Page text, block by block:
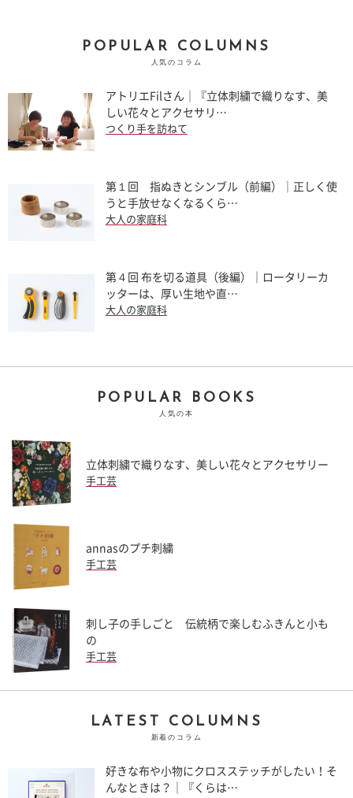
POPULAR COLUMNS
人気のコラム
アトリエFilさん｜『立体刺繍で織りなす、美
しい花々とアクセサリ…
つくり手を訪ねて
第１回 指ぬきとシンブル（前編）｜正しく使
うと手放せなくなるくら…
大人の家庭科
第４回 布を切る道具（後編）｜ロータリーカ
ッターは、厚い生地や直…
大人の家庭科
POPULAR BOOKS
人気の本
立体刺繍で織りなす、美しい花々とアクセサリー
手工芸
annasのプチ刺繍
手工芸
刺し子の手しごと 伝統柄で楽しむふきんと小も
の
手工芸
LATEST COLUMNS
新着のコラム
好きな布や小物にクロスステッチがしたい！そ
んなときは？｜『くらは…